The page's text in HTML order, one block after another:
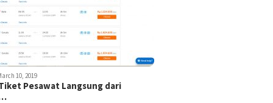
10, 2019
Pesawat Langsung dari